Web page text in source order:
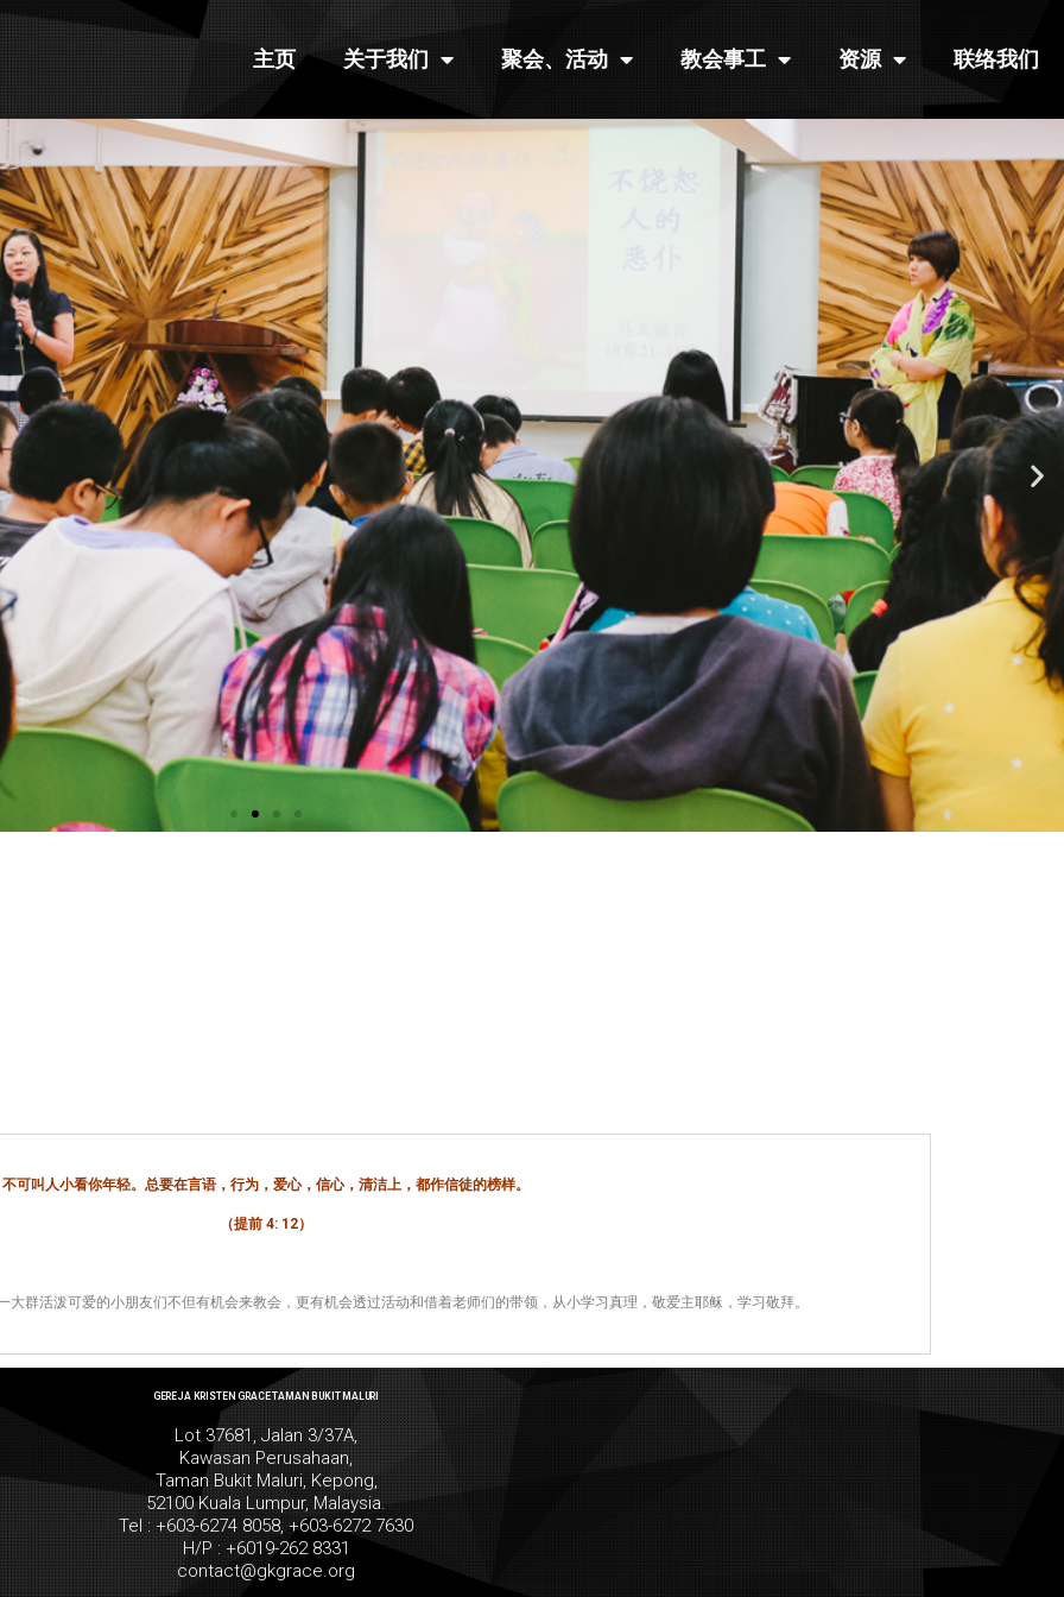
主页 关于我们 聚会、活动 教会事工 资源 联络我们
不可叫人小看你年轻。总要在言语，行为，爱心，信心，清洁上，都作信徒的榜样。
（提前 4: 12）
群活泼可爱的小朋友们不但有机会来教会，更有机会透过活动和借着老师们的带领，从小学习真理，敬爱主耶稣，学习敬拜。
GEREJA KRISTEN GRACE TAMAN BUKIT MALURI
Lot 37681, Jalan 3/37A,
Kawasan Perusahaan,
Taman Bukit Maluri, Kepong,
52100 Kuala Lumpur, Malaysia.
Tel : +603-6274 8058, +603-6272 7630
H/P : +6019-262 8331
contact@gkgrace.org